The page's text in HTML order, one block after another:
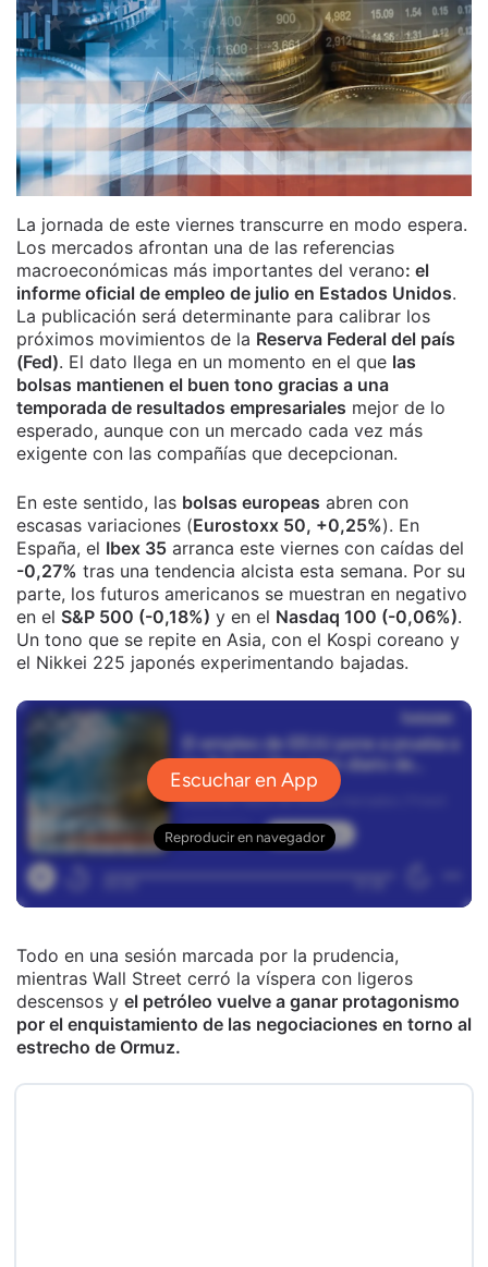
La jornada de este viernes transcurre en modo espera.
Los mercados afrontan una de las referencias
macroeconómicas más importantes del verano: el
informe oficial de empleo de julio en Estados Unidos.
La publicación será determinante para calibrar los
próximos movimientos de la Reserva Federal del país
(Fed). El dato llega en un momento en el que las
bolsas mantienen el buen tono gracias a una
temporada de resultados empresariales mejor de lo
esperado, aunque con un mercado cada vez más
exigente con las compañías que decepcionan.
En este sentido, las bolsas europeas abren con
escasas variaciones (Eurostoxx 50, +0,25%). En
España, el Ibex 35 arranca este viernes con caídas del
-0,27% tras una tendencia alcista esta semana. Por su
parte, los futuros americanos se muestran en negativo
en el S&P 500 (-0,18%) y en el Nasdaq 100 (-0,06%).
Un tono que se repite en Asia, con el Kospi coreano y
el Nikkei 225 japonés experimentando bajadas.
Todo en una sesión marcada por la prudencia,
mientras Wall Street cerró la víspera con ligeros
descensos y el petróleo vuelve a ganar protagonismo
por el enquistamiento de las negociaciones en torno al
estrecho de Ormuz.